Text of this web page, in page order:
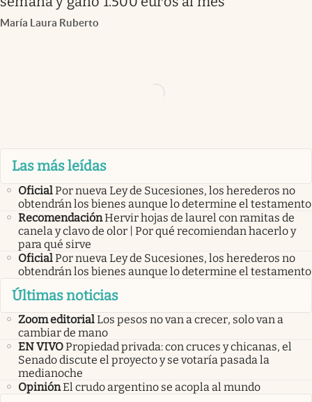
María Laura Ruberto
Las más leídas
OficialPor nueva Ley de Sucesiones, los herederos no
obtendrán los bienes aunque lo determine el testamento
RecomendaciónHervir hojas de laurel con ramitas de
canela y clavo de olor | Por qué recomiendan hacerlo y
para qué sirve
OficialPor nueva Ley de Sucesiones, los herederos no
obtendrán los bienes aunque lo determine el testamento
Últimas noticias
Zoom editorialLos pesos no van a crecer, solo van a
cambiar de mano
EN VIVOPropiedad privada: con cruces y chicanas, el
Senado discute el proyecto y se votaría pasada la
medianoche
OpiniónEl crudo argentino se acopla al mundo